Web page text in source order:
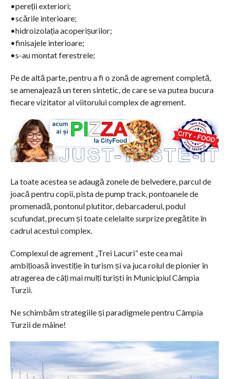
•pereții exteriori;
•scările interioare;
•hidroizolația acoperișurilor;
•finisajele interioare;
•s-au montat ferestrele;
Pe de altă parte, pentru a fi o zonă de agrement completă,
se amenajează un teren sintetic, de care se va putea bucura
fiecare vizitator al viitorului complex de agrement.
La toate acestea se adaugă zonele de belvedere, parcul de
joacă pentru copii, pista de pump track, pontoanele de
promenadă, pontonul plutitor, debarcaderul, podul
scufundat, precum și toate celelalte surprize pregătite în
cadrul acestui complex.
Complexul de agrement „Trei Lacuri” este cea mai
ambițioasă investiție în turism și va juca rolul de pionier în
atragerea de câți mai mulți turiști în Municipiul Câmpia
Turzii.
Ne schimbăm strategiile și paradigmele pentru Câmpia
Turzii de mâine!